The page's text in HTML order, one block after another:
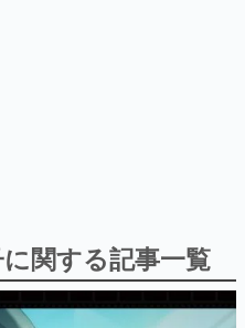
における主要なトピック・タイト
発者へのインタビューや識者による
史が一望できる決定版！
ムクリエイターの青春〜
関する記事一覧